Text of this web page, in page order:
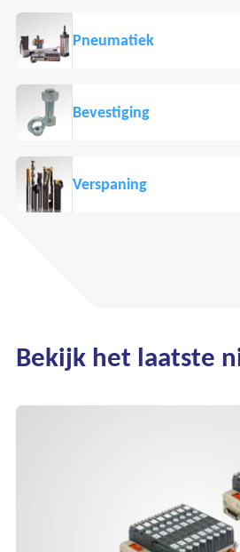
Ons
Onze
Over
Pneumatiek
Bevestiging
Verspaning
Bekijk het laatste